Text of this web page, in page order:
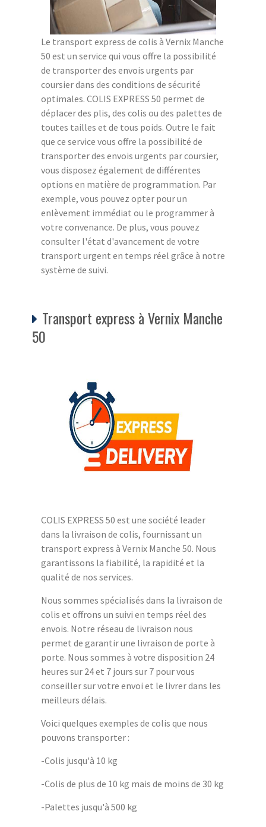
Le transport express de colis à Vernix Manche
50 est un service qui vous offre la possibilité
de transporter des envois urgents par
coursier dans des conditions de sécurité
optimales. COLIS EXPRESS 50 permet de
déplacer des plis, des colis ou des palettes de
toutes tailles et de tous poids. Outre le fait
que ce service vous offre la possibilité de
transporter des envois urgents par coursier,
vous disposez également de différentes
options en matière de programmation. Par
exemple, vous pouvez opter pour un
enlèvement immédiat ou le programmer à
votre convenance. De plus, vous pouvez
consulter l'état d'avancement de votre
transport urgent en temps réel grâce à notre
système de suivi.
Transport express à Vernix Manche
50
COLIS EXPRESS 50 est une société leader
dans la livraison de colis, fournissant un
transport express à Vernix Manche 50. Nous
garantissons la fiabilité, la rapidité et la
qualité de nos services.
Nous sommes spécialisés dans la livraison de
colis et offrons un suivi en temps réel des
envois. Notre réseau de livraison nous
permet de garantir une livraison de porte à
porte. Nous sommes à votre disposition 24
heures sur 24 et 7 jours sur 7 pour vous
conseiller sur votre envoi et le livrer dans les
meilleurs délais.
Voici quelques exemples de colis que nous
pouvons transporter :
-Colis jusqu'à 10 kg
-Colis de plus de 10 kg mais de moins de 30 kg
-Palettes jusqu'à 500 kg